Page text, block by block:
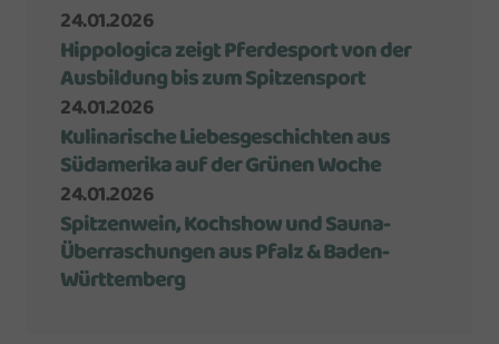
24.01.2026
Hippologica zeigt Pferdesport von der
Ausbildung bis zum Spitzensport
24.01.2026
Kulinarische Liebesgeschichten aus
Südamerika auf der Grünen Woche
24.01.2026
Spitzenwein, Kochshow und Sauna-
Überraschungen aus Pfalz & Baden-
Württemberg